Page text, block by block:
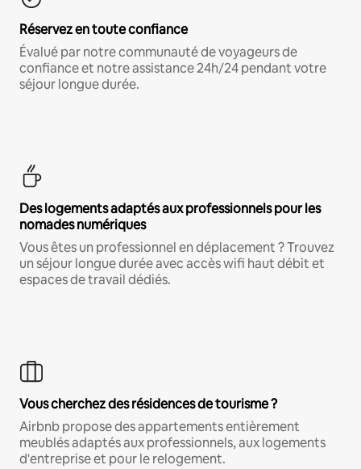
Réservez en toute confiance
Évalué par notre communauté de voyageurs de
confiance et notre assistance 24h/24 pendant votre
séjour longue durée.
Des logements adaptés aux professionnels pour les
nomades numériques
Vous êtes un professionnel en déplacement ? Trouvez
un séjour longue durée avec accès wifi haut débit et
espaces de travail dédiés.
Vous cherchez des résidences de tourisme ?
Airbnb propose des appartements entièrement
meublés adaptés aux professionnels, aux logements
d'entreprise et pour le relogement.